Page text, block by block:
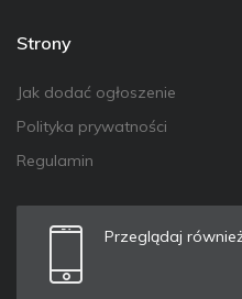
Strony
Jak dodać ogłoszenie
Polityka prywatności
Regulamin
Przeglądaj